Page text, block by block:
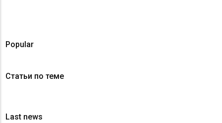
Popular
Статьи по теме
Last news